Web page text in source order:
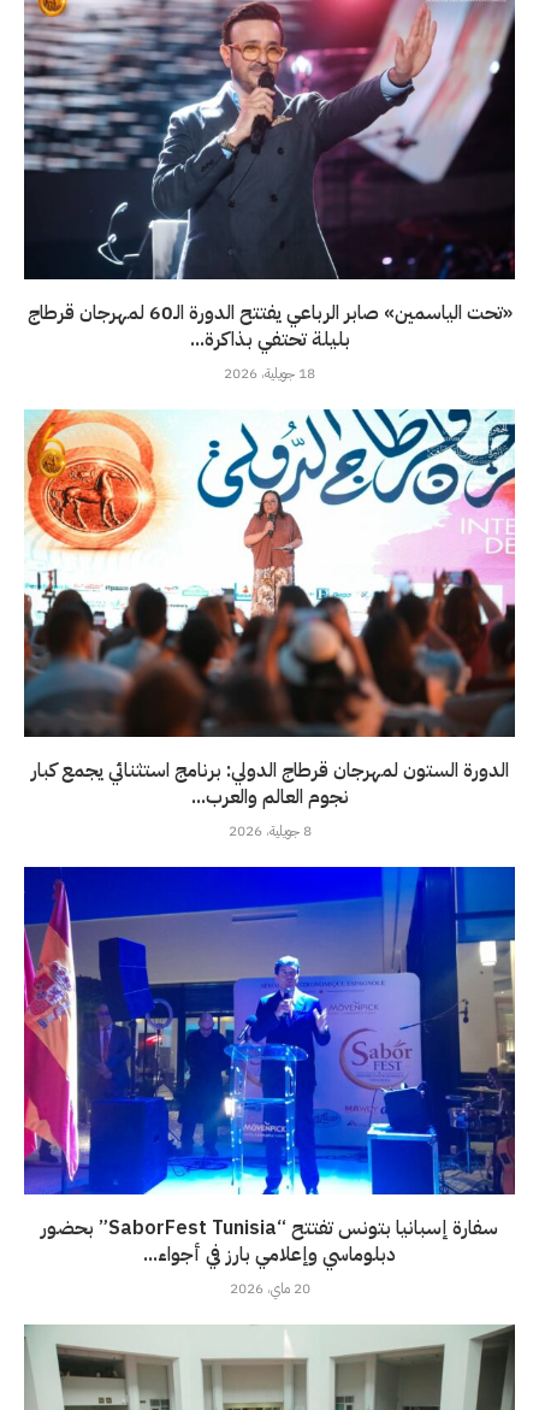
«تحت الياسمين» صابر الرباعي يفتتح الدورة الـ60 لمهرجان قرطاج
بليلة تحتفي بذاكرة...
18 جويلية، 2026
الدورة الستون لمهرجان قرطاج الدولي: برنامج استثنائي يجمع كبار
نجوم العالم والعرب...
8 جويلية، 2026
سفارة إسبانيا بتونس تفتتح “SaborFest Tunisia” بحضور
دبلوماسي وإعلامي بارز في أجواء...
20 ماي، 2026